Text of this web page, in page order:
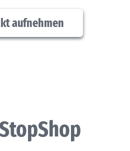
aufnehmen